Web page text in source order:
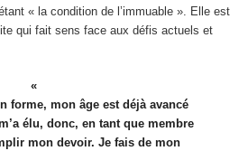
« la condition de l’immuable ». Elle est
qui fait sens face aux défis actuels et
forme, mon âge est déjà avancé
élu, donc, en tant que membre
mon devoir. Je fais de mon